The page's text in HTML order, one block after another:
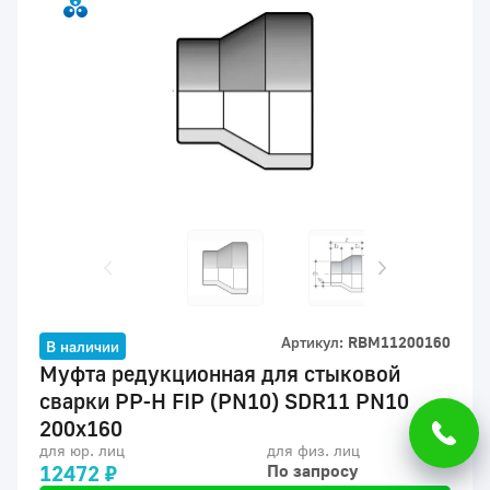
В наличии Артикул: RBM11200160
Муфта редукционная для стыковой
сварки PP-H FIP (PN10) SDR11 PN10
200x160
для юр. лиц
12472 ₽
для физ. лиц
По запросу